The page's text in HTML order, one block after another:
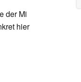
der Mi
hier